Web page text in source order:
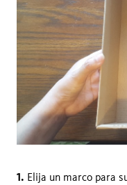
1. Elija un marco para